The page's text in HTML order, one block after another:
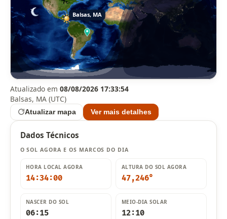
Atualizado em08/08/2026 17:33:54
Balsas, MA (UTC)
Atualizar mapa Ver mais detalhes
Dados Técnicos
O SOL AGORA E OS MARCOS DO DIA
HORA LOCAL AGORA
14:34:02
ALTURA DO SOL AGORA
47,239°
NASCER DO SOL
06:15
MEIO-DIA SOLAR
12:10